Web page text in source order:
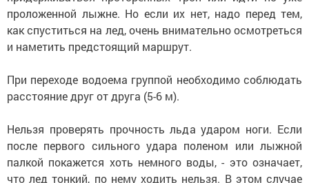
проложенной лыжне. Но если их нет, надо перед тем,
как спуститься на лед, очень внимательно осмотреться
и наметить предстоящий маршрут.
При переходе водоема группой необходимо соблюдать
расстояние друг от друга (5-6 м).
Нельзя проверять прочность льда ударом ноги. Если
после первого сильного удара поленом или лыжной
палкой покажется хоть немного воды, - это означает,
что лед тонкий, по нему ходить нельзя. В этом случае